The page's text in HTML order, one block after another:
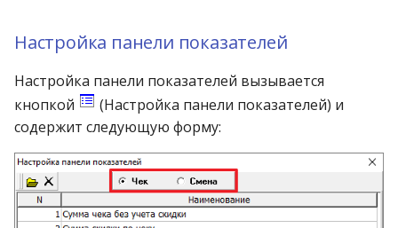
Настройка панели показателей
Настройка панели показателей вызывается
кнопкой
(Настройка панели показателей) и
содержит следующую форму: